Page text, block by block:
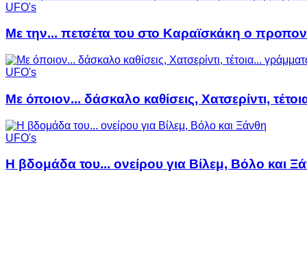
UFO's
Με την... πετσέτα του στο Καραϊσκάκη ο
UFO's
Με όποιον... δάσκαλο καθίσεις, Χατσερίντι,
UFO's
Η βδομάδα του... ονείρου για Βίλεμ, Βόλο και